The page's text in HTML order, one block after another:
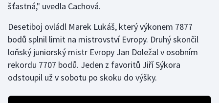
Plážový volejbal
Ragby
Rychlobruslení
Rychlostní kanoistika
šťastná," uvedla Cachová.
Desetiboj ovládl Marek Lukáš, který výkonem 7877
bodů splnil limit na mistrovství Evropy. Druhý skončil
loňský juniorský mistr Evropy Jan Doležal v osobním
rekordu 7707 bodů. Jeden z favoritů Jiří Sýkora
odstoupil už v sobotu po skoku do výšky.